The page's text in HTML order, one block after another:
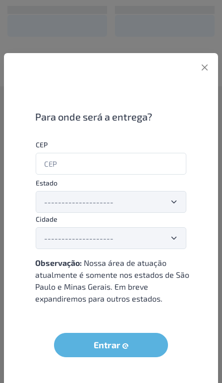
Para onde será a entrega?
CEP
Estado
Cidade
Observação: Nossa área de atuação
atualmente é somente nos estados de São
Paulo e Minas Gerais. Em breve
expandiremos para outros estados.
Entrar
Como funciona
aproveitar as promoções e ofertas direto das indústrias de
beleza e higiene em nossa plataforma. E o melhor: você continua
comprando de seus distribuidores parceiros e encontra novos
distribuidores para comprar cada vez com mais praticidade e
agilidade. Aproveite!
Formas de pagamento
Institucional
Sobre nós
Condições e termos
Seja um parceiro
LGPD - Solicitação dos dados do titular